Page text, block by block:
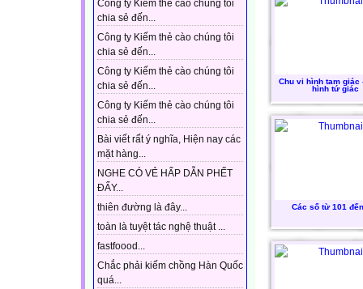
Công ty Kiếm thẻ cào chúng tôi
chia sẻ đến...
Công ty Kiếm thẻ cào chúng tôi
chia sẻ đến...
Công ty Kiếm thẻ cào chúng tôi
chia sẻ đến...
Công ty Kiếm thẻ cào chúng tôi
chia sẻ đến...
Bài viết rất ý nghĩa, Hiện nay các
mặt hàng...
NGHE CÓ VẺ HẤP DẪN PHẾT
ĐẤY...
thiên đường là đây...
toàn là tuyệt tác nghệ thuật ...
fastfoood...
Chắc phải kiếm chồng Hàn Quốc
quá...
Chu vi hình tam giác
hình tứ giác
Các số từ 101